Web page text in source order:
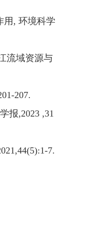
用 , 环境科学
流域资源与
207.
报,2023 ,31
7.